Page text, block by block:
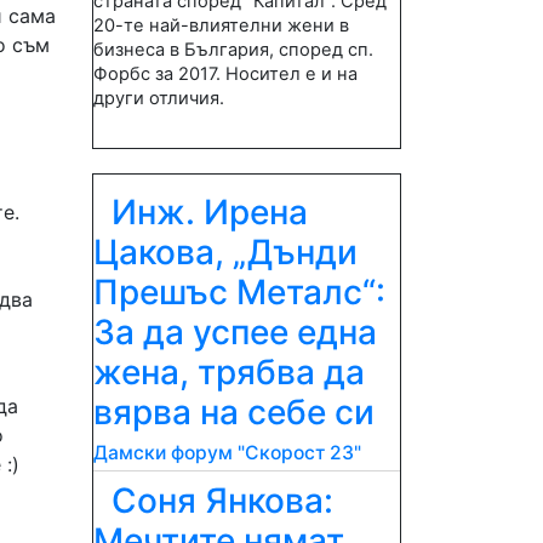
сама
съм
:)
20-те най-влиятелни жени в
бизнеса в България, според сп.
Форбс за 2017. Носител е и на
други отличия.
Инж. Ирена
Цакова, „Дънди
Прешъс Металс“:
За да успее една
жена, трябва да
вярва на себе си
Дамски форум "Скорост 23"
Соня Янкова: